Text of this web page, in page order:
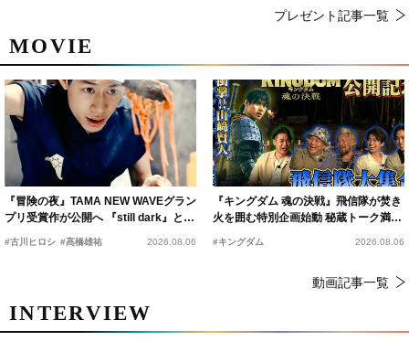
MOVIE
『冒険の夜』TAMA NEW WAVEグラン
プリ受賞作が公開へ 『still dark』と同
時上映決定
#古川ヒロシ #髙橋雄祐 2026.08.06
『キングダム 魂の決戦』飛信隊が焚き
火を囲む特別企画始動 秘蔵トーク満載
の“キングダムキャンプ”開催
#キングダム 2026.08.06
動画記事一覧
INTERVIEW
プレゼント記事一覧